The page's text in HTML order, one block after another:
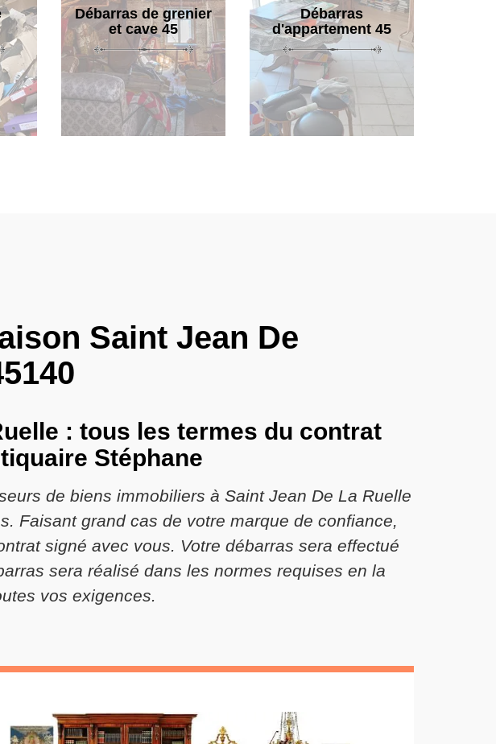
Débarras de grenier
et cave 45
Débarras
d'appartement 45
Saint Jean De
: tous les termes du contrat
Stéphane
de biens immobiliers à Saint Jean De La Ruelle
Faisant grand cas de votre marque de confiance,
signé avec vous. Votre débarras sera effectué
sera réalisé dans les normes requises en la
vos exigences.